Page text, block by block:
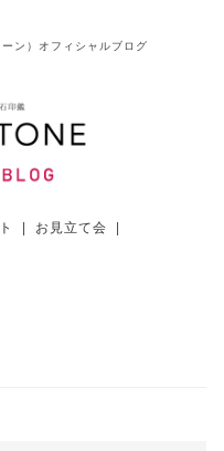
ン）オフィシャルブログ
お見立て会